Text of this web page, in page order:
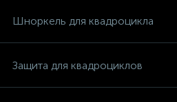
Шноркель для квадроцикла
Защита для квадроциклов